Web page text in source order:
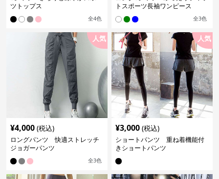
ツトップス
全4色
トスポーツ長袖ワンピース
全3色
人気
¥4,000 (税込)
ロングパンツ 快適ストレッチ
ジョガーパンツ
全3色
人気
¥3,000 (税込)
ショートパンツ 重ね着機能付
きショートパンツ